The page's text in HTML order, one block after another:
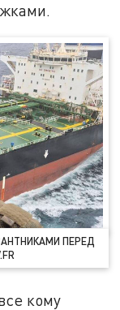
ПЕРЕД
кому